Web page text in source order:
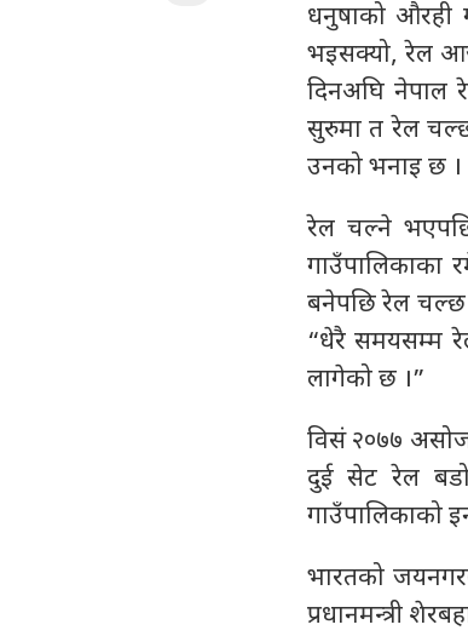
धनुषाको औरही
भइसक्यो, रेल
दिनअघि नेपाल
सुरुमा त रेल
उनको भनाइ छ ।
रेल चल्ने
बनेपछि रेल चल्छ
“धेरै समयसम्म
लागेको छ ।”
विसं २०७७
दुई सेट रेल
गाउँपालिकाको
भारतको
प्रधानमन्त्री